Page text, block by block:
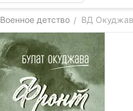
Военное детство / ВД